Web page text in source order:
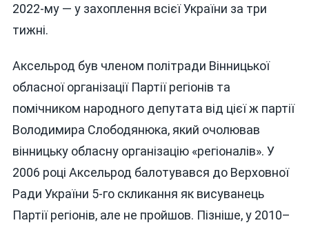
2022-му — у захоплення всієї України за три
тижні.
Аксельрод був членом політради Вінницької
обласної організації Партії регіонів та
помічником народного депутата від цієї ж партії
Володимира Слободянюка, який очолював
вінницьку обласну організацію «регіоналів». У
2006 році Аксельрод балотувався до Верховної
Ради України 5-го скликання як висуванець
Партії регіонів, але не пройшов. Пізніше, у 2010–